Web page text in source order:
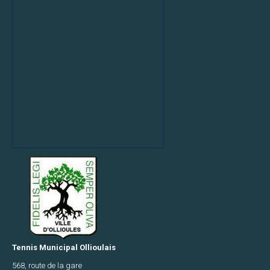
Tennis Municipal Ollioulais
568, route de la gare